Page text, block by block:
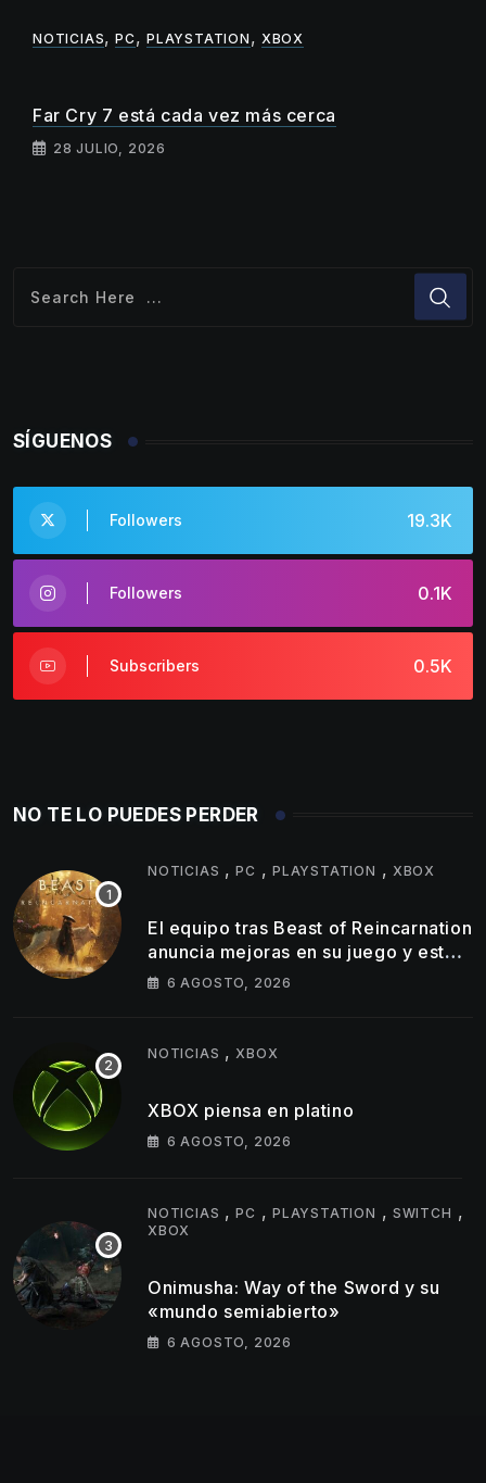
NOTICIAS,PC,PLAYSTATION , XBOX
Far Cry 7 está cada vez más cerca
28 JULIO, 2026
SÍGUENOS
19.3K
Followers
0.1K
Followers
0.5K
Subscribers
NO TE LO PUEDES PERDER
NOTICIAS ,PC ,PLAYSTATION , XBOX
El equipo tras Beast of Reincarnation
anuncia mejoras en su juego y estos
son los primeros cambios que
6 AGOSTO, 2026
NOTICIAS ,XBOX
XBOX piensa en platino
6 AGOSTO, 2026
NOTICIAS ,PC ,PLAYSTATION , SWITCH ,
XBOX
Onimusha: Way of the Sword y su
«mundo semiabierto»
6 AGOSTO, 2026